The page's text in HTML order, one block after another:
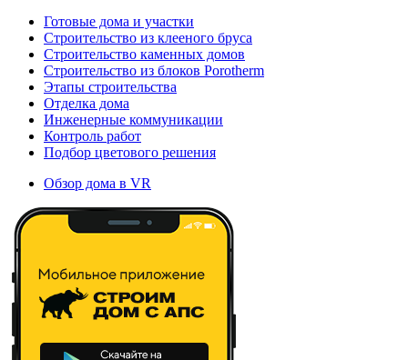
Готовые дома и участки
Строительство из клееного бруса
Строительство каменных домов
Строительство из блоков Porotherm
Этапы строительства
Отделка дома
Инженерные коммуникации
Контроль работ
Подбор цветового решения
Обзор дома в VR